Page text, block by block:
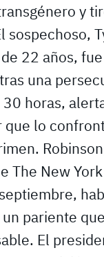
y
sospechoso,
22 años, fue
una
30 horas,
que lo
The New
pariente
El